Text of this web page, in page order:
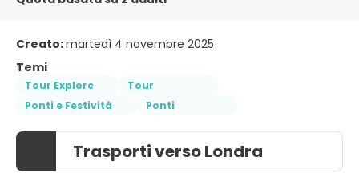
Creato:martedì 4 novembre 2025
Temi
Tour Explore
Tour
Ponti e Festività
Ponti
Trasporti verso Londra